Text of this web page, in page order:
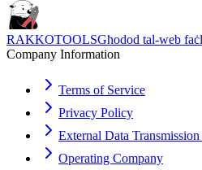
RAKKOTOOLSGħodod tal-web
Company Information
Terms of Service
Privacy Policy
External Data
Operating Company